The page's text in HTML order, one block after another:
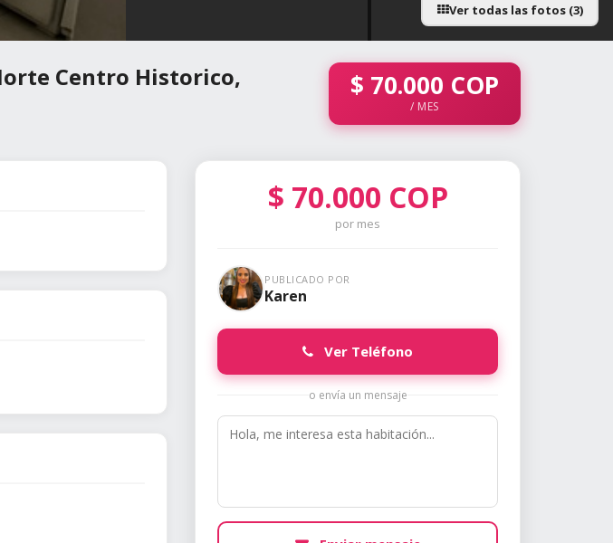
Ver todas las fotos (3)
Centro Historico,
$ 70.000 COP
/ MES
$ 70.000 COP
por mes
PUBLICADO POR
Karen
Ver Teléfono
o envía un mensaje